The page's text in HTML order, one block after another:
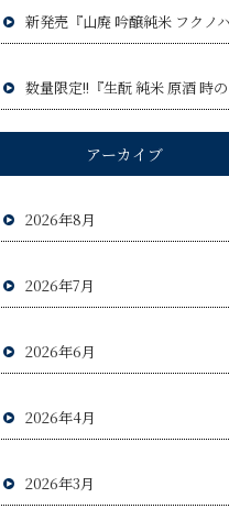
アーカイブ
2026年8月
2026年7月
2026年6月
2026年4月
2026年3月